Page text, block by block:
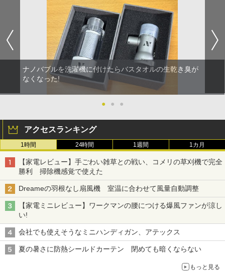
ナノバブルを洗濯機に付けたらバスタオルの生乾き臭が
なくなった!
● ● ●
アクセスランキング
1時間 24時間 1週間 1カ月
【家電レビュー】手ごわい雑草との戦い、コメリの草刈機で完全
勝利 掃除機感覚で使えた
Dreameの羽根なし扇風機 室温に合わせて風量自動調整
【家電ミニレビュー】ワークマンの腰につける爆風ファンが涼し
い!
会社でも使えそうなミニハンディガン、アテックス
夏の暑さに防熱シールドカーテン 閉めても暗くならない
もっと見る